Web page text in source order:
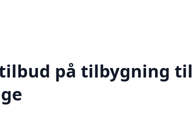
på tilbygning til